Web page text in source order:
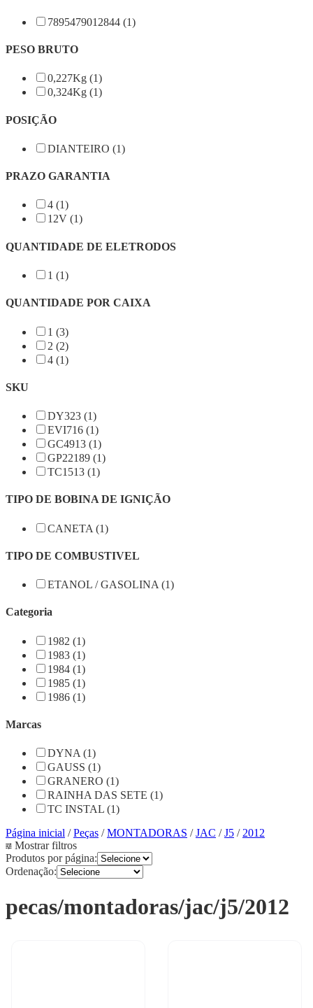
7895479012844 (1)
PESO BRUTO
0,227Kg (1)
0,324Kg (1)
POSIÇÃO
DIANTEIRO (1)
PRAZO GARANTIA
4 (1)
12V (1)
QUANTIDADE DE ELETRODOS
1 (1)
QUANTIDADE POR CAIXA
1 (3)
2 (2)
4 (1)
SKU
DY323 (1)
EVI716 (1)
GC4913 (1)
GP22189 (1)
TC1513 (1)
TIPO DE BOBINA DE IGNIÇÃO
CANETA (1)
TIPO DE COMBUSTIVEL
ETANOL / GASOLINA (1)
Categoria
1982 (1)
1983 (1)
1984 (1)
1985 (1)
1986 (1)
Marcas
DYNA (1)
GAUSS (1)
GRANERO (1)
RAINHA DAS SETE (1)
TC INSTAL (1)
Página inicial /Peças /MONTADORAS /JAC /J5 / 2012
Mostrar filtros
Produtos por página:
Ordenação:
pecas/montadoras/jac/j5/2012